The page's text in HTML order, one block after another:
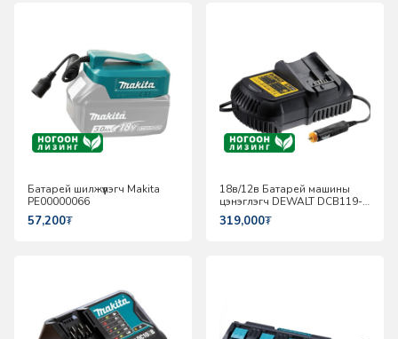
Батарей шилжүүлэгч Makita
PE00000066
57,200₮
18в/12в Батарей машины
цэнэглэгч DEWALT DCB119-
XJ
319,000₮